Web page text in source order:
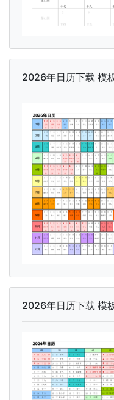
2026年日历下载 模
2026年日历下载 模